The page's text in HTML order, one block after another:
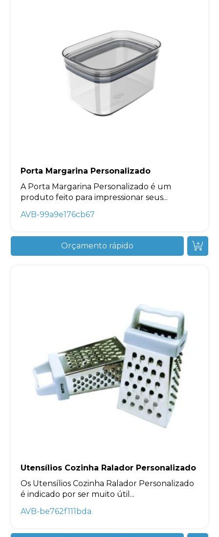
Porta Margarina Personalizado
A Porta Margarina Personalizado é um
produto feito para impressionar seus...
AVB-99a9e176cb67
Orçamento rápido
Utensílios Cozinha Ralador Personalizado
Os Utensílios Cozinha Ralador Personalizado
é indicado por ser muito útil...
AVB-be762f111bda